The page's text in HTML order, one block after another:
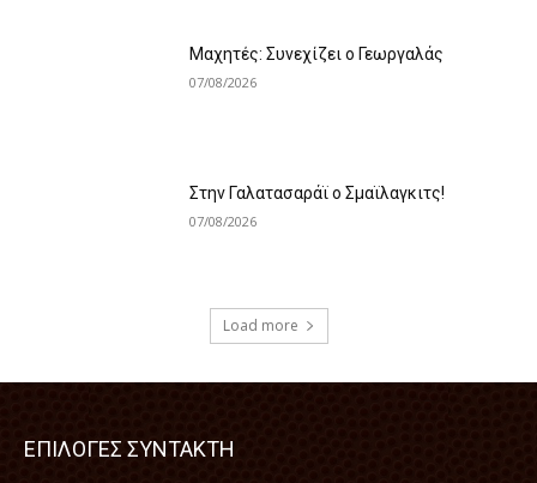
Mαχητές: Συνεχίζει ο Γεωργαλάς
07/08/2026
Στην Γαλατασαράϊ ο Σμαϊλαγκιτς!
07/08/2026
Load more
ΕΠΙΛΟΓΕΣ ΣΥΝΤΑΚΤΗ